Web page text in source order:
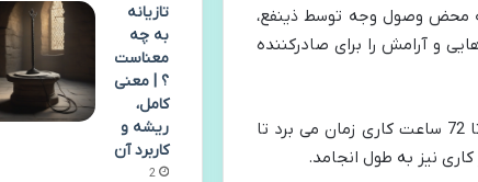
به محض وصول وجه توسط ذینفع،
و آرامش را برای صادرکننده
معمولاً این فرآیند، پس از وصول کامل وجه توسط ذینفع، بین 48 ساعت تا 72 ساعت کاری زمان می برد تا
تازیانه
به چه
معناست
؟ | معنی
کامل،
ریشه و
کاربرد آن
2